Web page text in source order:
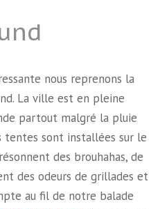
nous reprenons la
La ville est en pleine
partout malgré la pluie
tentes sont installées sur le
des brouhahas, de
des odeurs de grillades et
au fil de notre balade